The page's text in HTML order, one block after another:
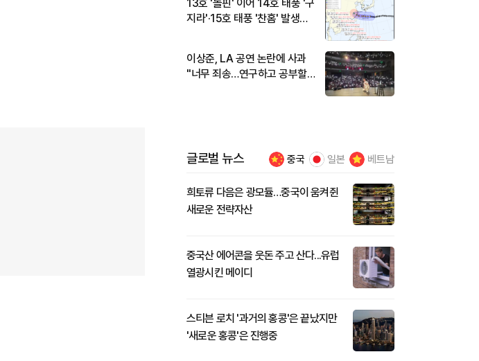
13호 '돌핀' 이어 14호 태풍 '구
지라'·15호 태풍 '찬홈' 발생…
이상준, LA 공연 논란에 사과
"너무 죄송…연구하고 공부할
글로벌 뉴스 중국 일본 베트남
희토류 다음은 광모듈…중국이 움켜쥔
새로운 전략자산
중국산 에어콘을 웃돈 주고 산다...유럽
열광시킨 메이디
스티븐 로치 '과거의 홍콩'은 끝났지만
'새로운 홍콩'은 진행중